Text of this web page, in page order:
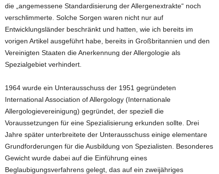
die „angemessene Standardisierung der Allergenextrakte“ noch
verschlimmerte. Solche Sorgen waren nicht nur auf
Entwicklungsländer beschränkt und hatten, wie ich bereits im
vorigen Artikel ausgeführt habe, bereits in Großbritannien und den
Vereinigten Staaten die Anerkennung der Allergologie als
Spezialgebiet verhindert.
1964 wurde ein Unterausschuss der 1951 gegründeten
International Association of Allergology (Internationale
Allergologievereinigung) gegründet, der speziell die
Voraussetzungen für eine Spezialisierung erkunden sollte. Drei
Jahre später unterbreitete der Unterausschuss einige elementare
Grundforderungen für die Ausbildung von Spezialisten. Besonderes
Gewicht wurde dabei auf die Einführung eines
Beglaubigungsverfahrens gelegt, das auf ein zweijähriges